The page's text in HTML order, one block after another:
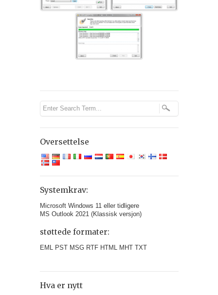
Oversettelse
Systemkrav:
Microsoft Windows 11 eller tidligere
MS Outlook 2021 (Klassisk versjon)
støttede formater:
EML PST MSG RTF HTML MHT TXT
Hva er nytt